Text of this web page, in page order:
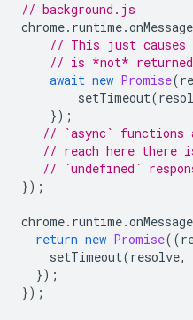
// background.js
chrome. runtime.onMessage
// This just causes
// is *not*
await new Promise(
setTimeout(
});
// `async` functions
// reach here there
// `undefined`
});
chrome. runtime.onMessage
return new Promise((
setTimeout(resolve,
});
});